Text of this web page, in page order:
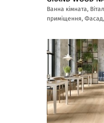
Ванна кімната,
приміщення,